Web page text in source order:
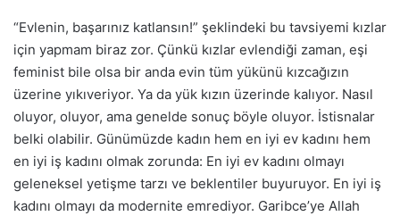
“Evlenin, başarınız katlansın!” şeklindeki bu tavsiyemi kızlar
için yapmam biraz zor. Çünkü kızlar evlendiği zaman, eşi
feminist bile olsa bir anda evin tüm yükünü kızcağızın
üzerine yıkıveriyor. Ya da yük kızın üzerinde kalıyor. Nasıl
oluyor, oluyor, ama genelde sonuç böyle oluyor. İstisnalar
belki olabilir. Günümüzde kadın hem en iyi ev kadını hem
en iyi iş kadını olmak zorunda: En iyi ev kadını olmayı
geleneksel yetişme tarzı ve beklentiler buyuruyor. En iyi iş
kadını olmayı da modernite emrediyor. Garibce’ye Allah